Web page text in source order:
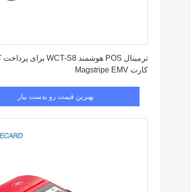
کارت Magstripe EMV
بهترین قیمت رو بدست بیار